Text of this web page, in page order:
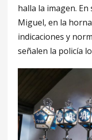
halla la imagen. En
Miguel, en la
indicaciones y
señalen la policía